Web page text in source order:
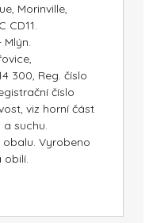
Morinville,
CD11.
300, Reg. číslo
číslo
viz horní část
suchu.
Vyrobeno